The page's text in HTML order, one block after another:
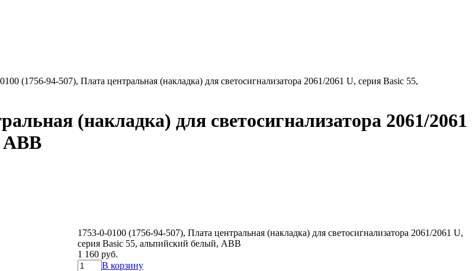
(1756-94-507), Плата центральная (накладка) для светосигнализатора 2061/2061 U, серия Basic 55,
(накладка) для светосигнализатора 2061/2061
ABB
1753-0-0100 (1756-94-507), Плата центральная (накладка) для светосигнализатора 2061/2061 U,
серия Basic 55, альпийский белый, ABB
1 160 руб.
В корзину